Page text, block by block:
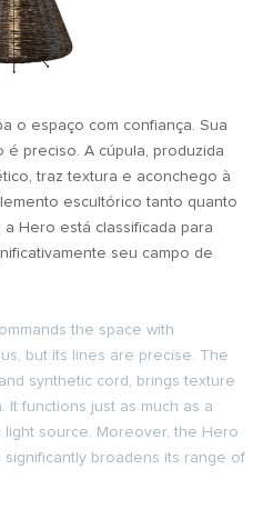
o espaço com confiança. Sua
preciso. A cúpula, produzida
traz textura e aconchego à
escultórico tanto quanto
Hero está classificada para
seu campo de
the space with
but its lines are precise. The
synthetic cord, brings texture
It functions just as much as a
source. Moreover, the Hero
broadens its range of